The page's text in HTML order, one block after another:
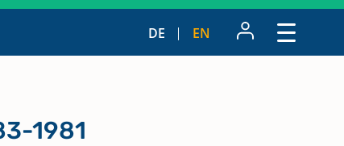
DE EN
1981